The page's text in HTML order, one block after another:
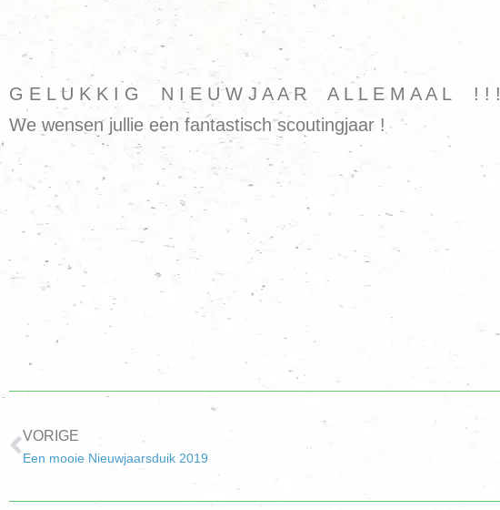
G E L U K K I G N I E U W J A A R A L L E M A A L ! ! !
We wensen jullie een fantastisch scoutingjaar !
VORIGE
Een mooie Nieuwjaarsduik 2019